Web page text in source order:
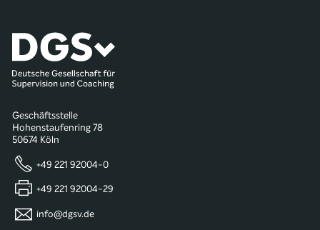
Geschäftsstelle
Hohenstaufenring 78
50674 Köln
+49 221 92004-0
+49 221 92004-29
info@dgsv.de